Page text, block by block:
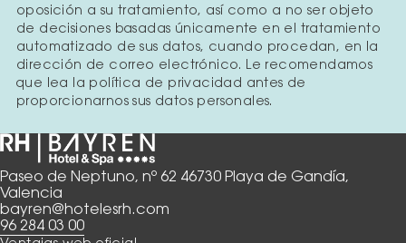
Paseo de Neptuno, nº 62 46730 Playa de Gandía,
Valencia
bayren@hotelesrh.com
96 284 03 00
oposición a su tratamiento, así como a no ser objeto
de decisiones basadas únicamente en el tratamiento
automatizado de sus datos, cuando procedan, en la
dirección de correo electrónico. Le recomendamos
que lea la política de privacidad antes de
proporcionarnos sus datos personales.